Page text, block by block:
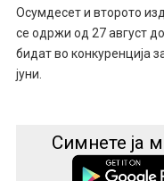
Осумдесет и второто
се одржи од 27 август
бидат во конкуренција
јуни.
Симнете ја